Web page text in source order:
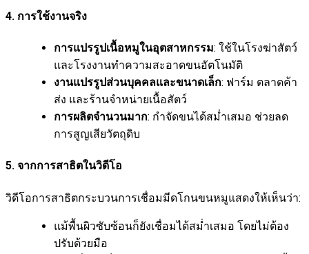
4. การใช้งานจริง
การแปรรูปเนื้อหมูในอุตสาหกรรม: ใช้ในโรงฆ่าสัตว์
และโรงงานทำความสะอาดขนอัตโนมัติ
งานแปรรูปส่วนบุคคลและขนาดเล็ก: ฟาร์ม ตลาดค้า
ส่ง และร้านจำหน่ายเนื้อสัตว์
การผลิตจำนวนมาก: กำจัดขนได้สม่ำเสมอ ช่วยลด
การสูญเสียวัตถุดิบ
5. จากการสาธิตในวิดีโอ
วิดีโอการสาธิตกระบวนการเชื่อมมีดโกนขนหมูแสดงให้เห็นว่า:
แม้พื้นผิวซับซ้อนก็ยังเชื่อมได้สม่ำเสมอ โดยไม่ต้อง
ปรับด้วยมือ